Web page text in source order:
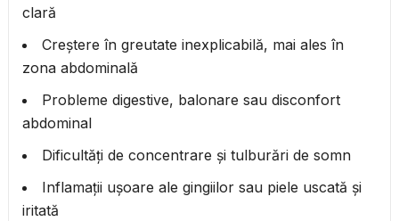
clară
Creștere în greutate inexplicabilă, mai ales în
zona abdominală
Probleme digestive, balonare sau disconfort
abdominal
Dificultăți de concentrare și tulburări de somn
Inflamații ușoare ale gingiilor sau piele uscată și
iritată